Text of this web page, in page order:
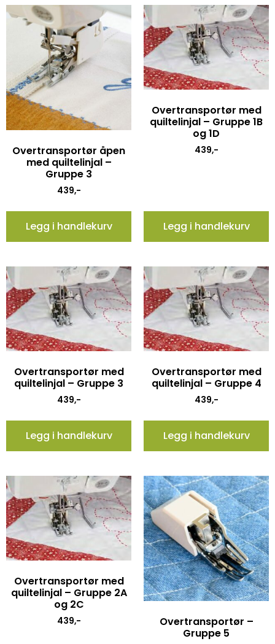
Overtransportør åpen
med quiltelinjal –
Gruppe 3
439,-
Legg i handlekurv
Overtransportør med
quiltelinjal – Gruppe 1B
og 1D
439,-
Legg i handlekurv
Overtransportør med
quiltelinjal – Gruppe 3
439,-
Legg i handlekurv
Overtransportør med
quiltelinjal – Gruppe 4
439,-
Legg i handlekurv
Overtransportør med
quiltelinjal – Gruppe 2A
og 2C
439,-
Overtransportør –
Gruppe 5